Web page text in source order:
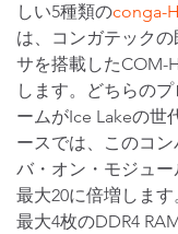
しい5種類のconga-
は、コンガテック
サを搭載したCOM-
します。どちらの
ームがIce Lakeの世
ースでは、このコ
バ・オン・モジュ
最大20に倍増しま
最大4枚のDDR4